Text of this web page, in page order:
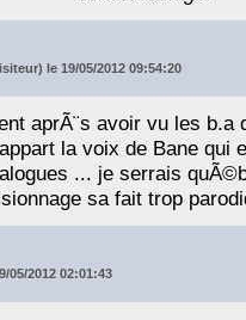
le 19/05/2012 09:54:20
aprÃ¨s avoir vu les b.a
la voix de Bane qui
... je serrais
sa fait trop
05/2012 02:01:43